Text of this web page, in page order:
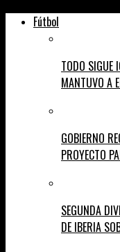
Fútbol
TODO SIGUE
MANTUVO A
GOBIERNO
PROYECTO
SEGUNDA
DE IBERIA